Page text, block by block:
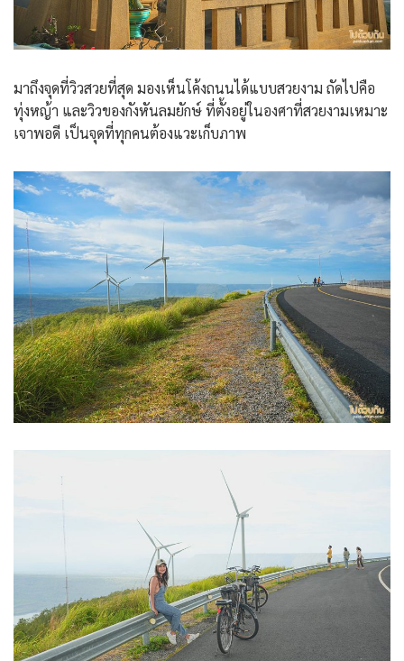
มาถึงจุดที่วิวสวยที่สุด มองเห็นโค้งถนนได้แบบสวยงาม ถัดไปคือ
ทุ่งหญ้า และวิวของกังหันลมยักษ์ ที่ตั้งอยู่ในองศาที่สวยงามเหมาะ
เจาพอดี เป็นจุดที่ทุกคนต้องแวะเก็บภาพ